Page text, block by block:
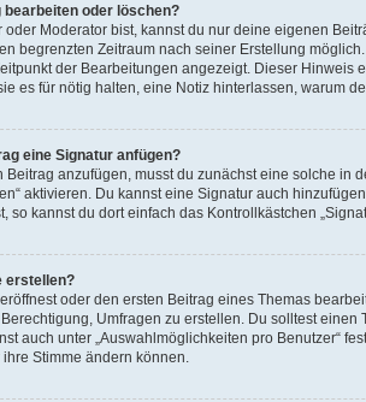
oder löschen?
oder Moderator bist, kannst du nur deine eigenen
begrenzten Zeitraum nach seiner Erstellung
der Bearbeitungen angezeigt. Dieser
es für nötig halten, eine Notiz hinterlassen, warum
eine Signatur anfügen?
Beitrag anzufügen, musst du zunächst eine solche
aktivieren. Du kannst eine Signatur auch
so kannst du dort einfach das Kontrollkästchen
erstellen?
oder den ersten Beitrag eines Themas
Umfragen zu erstellen. Du solltest
auch unter „Auswahlmöglichkeiten pro Benutzer“
Stimme ändern können.